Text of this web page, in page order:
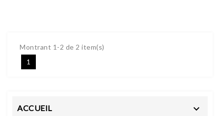
Montrant 1-2 de 2 item(s)
1
ACCUEIL 